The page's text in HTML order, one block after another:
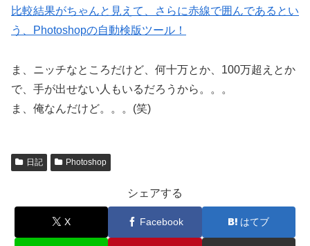
比較結果がちゃんと見えて、さらに赤線で囲んであるとい
う、Photoshopの自動検版ツール！
ま、ニッチなところだけど、何十万とか、100万超えとか
で、手が出せない人もいるだろうから。。。
ま、俺なんだけど。。。(笑)
日記 Photoshop
シェアする
X Facebook はてブ